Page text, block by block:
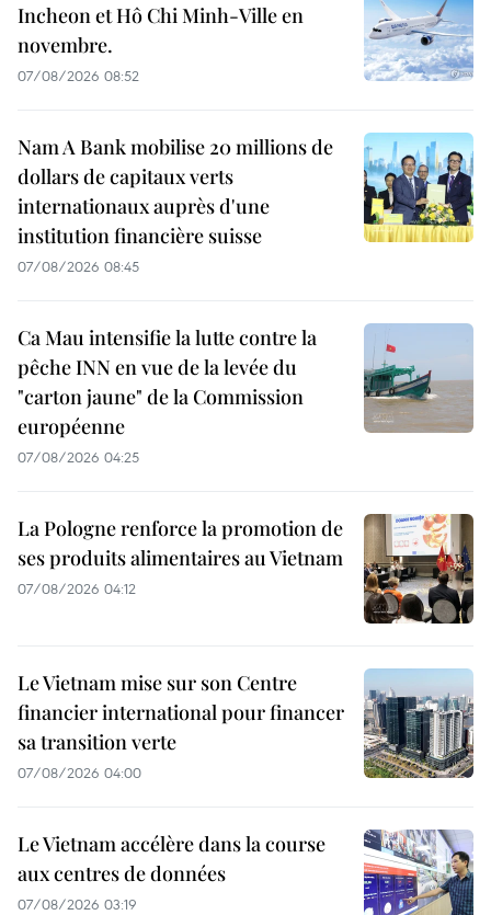
Incheon et Hô Chi Minh-Ville en
novembre.
07/08/2026 08:52
Nam A Bank mobilise 20 millions de
dollars de capitaux verts
internationaux auprès d'une
institution financière suisse
07/08/2026 08:45
Ca Mau intensifie la lutte contre la
pêche INN en vue de la levée du
"carton jaune" de la Commission
européenne
07/08/2026 04:25
La Pologne renforce la promotion de
ses produits alimentaires au Vietnam
07/08/2026 04:12
Le Vietnam mise sur son Centre
financier international pour financer
sa transition verte
07/08/2026 04:00
Le Vietnam accélère dans la course
aux centres de données
07/08/2026 03:19